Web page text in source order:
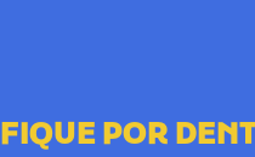
FIQUE POR